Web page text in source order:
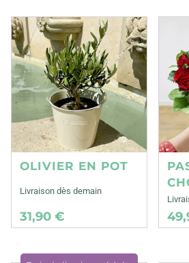
OLIVIER EN POT
Livraison dès demain
31,90 €